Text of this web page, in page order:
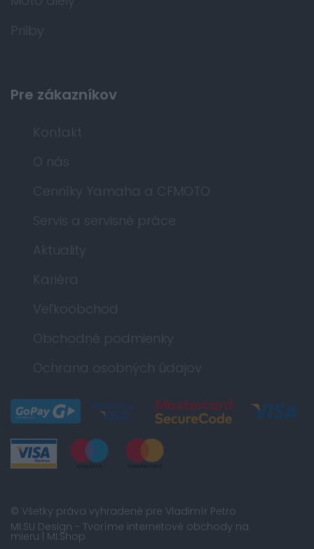
Prilby
Pre zákazníkov
Kontakt
O nás
Cenníky Yamaha a CFMOTO
Servis a servisné práce
Aktuality
Kariéra
Veľkoobchod
Obchodné podmienky
Ochrana osobných údajov
© Všetky práva vyhradené pre Vladimír Petro
MI:SU Design - Tvoríme internetové obchody na
mieru | MI:Shop